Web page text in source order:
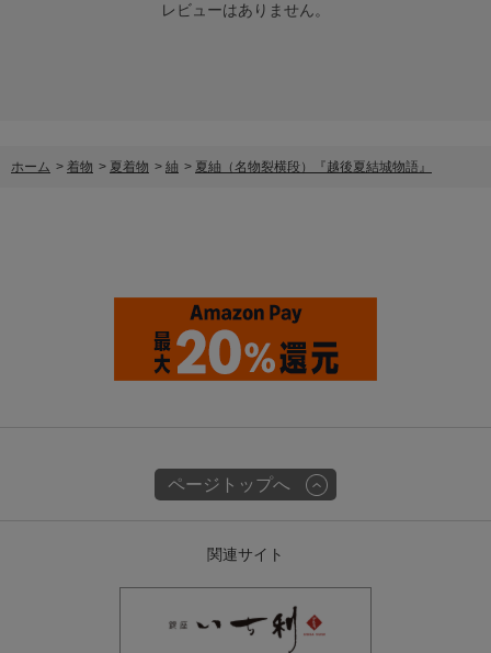
レビューはありません。
ホーム > 着物 > 夏着物 > 紬 > 夏紬（名物裂横段）『越後夏結城物語』
ページトップへ
関連サイト